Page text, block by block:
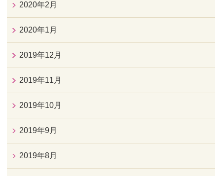
2020年2月
2020年1月
2019年12月
2019年11月
2019年10月
2019年9月
2019年8月